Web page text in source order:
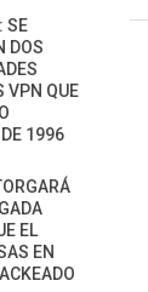
SE
DOS
VPN QUE
1996
EL
EN